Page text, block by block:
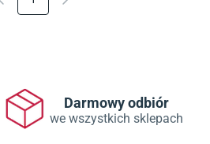
Darmowy odbiór
we wszystkich sklepach